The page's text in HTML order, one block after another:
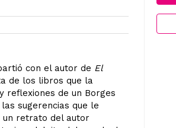
con el autor de El
de los libros que la
reflexiones de un Borges
sugerencias que le
un retrato del autor